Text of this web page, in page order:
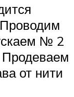
№ 2
от нити